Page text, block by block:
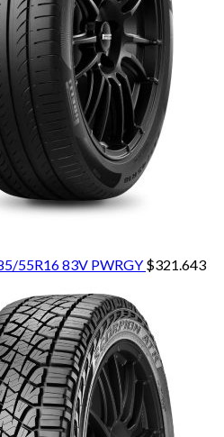
55R16 83V PWRGY $321.643